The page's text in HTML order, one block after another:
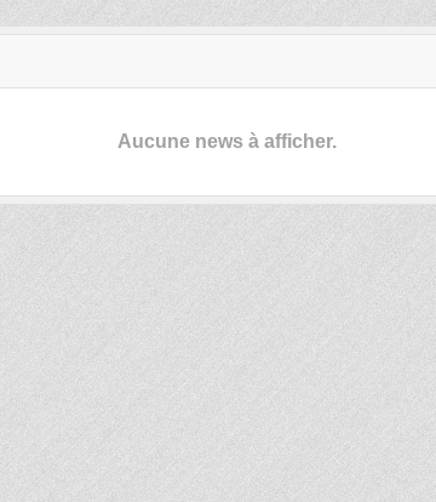
Aucune news à afficher.